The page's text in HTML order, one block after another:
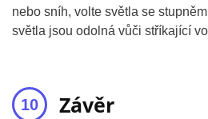
nebo sníh, volte světla se
světla jsou odolná vůči stříkající
Závěr